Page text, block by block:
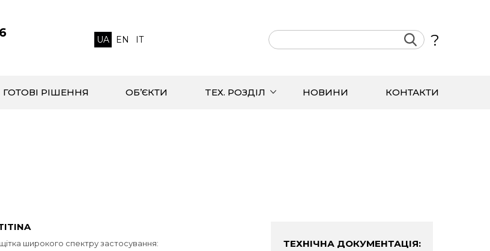
UA EN IT ?
ГОТОВІ РІШЕННЯ ОБ’ЄКТИ TЕХ. РОЗДІЛ НОВИНИ КОНТАКТИ
широкого спектру застосування:
ТЕХНІЧНА ДОКУМЕНТАЦІЯ: